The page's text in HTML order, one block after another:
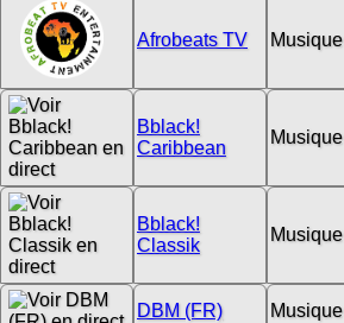
Afrobeats TV Musique
Bblack!
Caribbean
Musique
Bblack!
Classik
Musique
DBM (FR) Musique